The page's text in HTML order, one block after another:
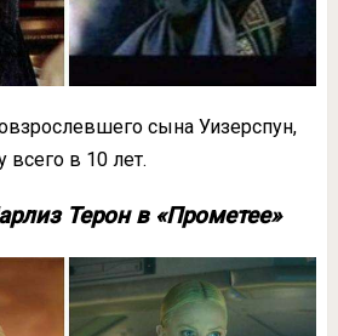
сына Уизерспун,
всего в 10 лет.
Терон в «Прометее»